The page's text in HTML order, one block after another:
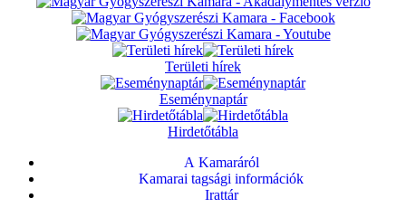
Területi hírek
Eseménynaptár
Hirdetőtábla
A Kamaráról
Kamarai tagsági információk
Irattár